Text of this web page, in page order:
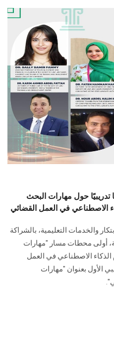
حول مهارات البحث
الاصطناعي في العمل القضائي
والخدمات التعليمية، بالشراكة
أولى محطات مسار "مهارات
الاصطناعي في العمل
الأول بعنوان "مهارات